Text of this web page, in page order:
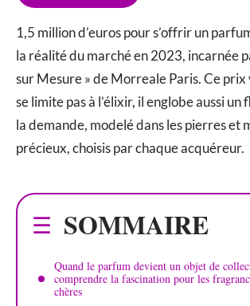
1,5 million d’euros pour s’offrir un
la réalité du marché en 2023, incarnée
sur Mesure » de Morreale Paris. Ce
se limite pas à l’élixir, il englobe aussi un
la demande, modelé dans les pierres et
précieux, choisis par chaque acquéreur.
SOMMAIRE
Quand le parfum devient un objet de
comprendre la fascination pour les
chères